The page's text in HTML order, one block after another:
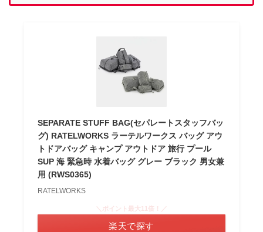
SEPARATE STUFF BAG(セパレートスタッフバッ
グ) RATELWORKS ラーテルワークス バッグ アウ
トドアバッグ キャンプ アウトドア 旅行 プール
SUP 海 緊急時 水着バッグ グレー ブラック 男女兼
用 (RWS0365)
RATELWORKS
＼ポイント最大11倍！／
楽天で探す